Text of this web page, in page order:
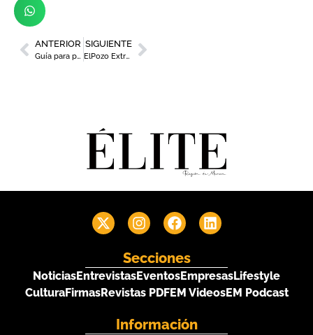
ANTERIOR
Guía para principiantes sobre el desarrollo de sitios web
SIGUIENTE
ElPozo Extratiernos inicia la campaña solidaria ‘El lugar más tierno del mundo’
Secciones
NoticiasEntrevistasEventosEmpresasLifestyle
CulturaFirmasRevistas PDFEM VideosEM Podcast
Información